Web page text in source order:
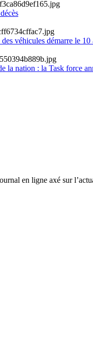
véhicules démarre le 10
la nation : la Task force
en ligne axé sur